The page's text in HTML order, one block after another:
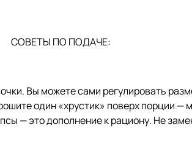
СОВЕТЫ ПО ПОДАЧЕ:
Вы можете сами регулировать
один «хрустик» поверх порции —
— это дополнение к рациону. Не